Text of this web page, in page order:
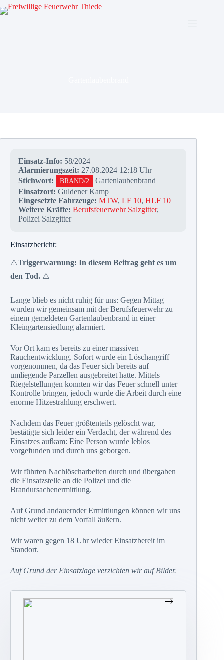
Zum
Inhalt
Einsatz-Info: 58/2024
Alarmierungszeit: 27.08.2024 12:18 Uhr
Stichwort:
BRAND/2
Gartenlaubenbrand
Einsatzort: Guldener Kamp
Eingesetzte Fahrzeuge: MTW, LF 10, HLF 10
Weitere Kräfte: Berufsfeuerwehr Salzgitter,
Polizei Salzgitter
Einsatzbericht:
⚠️Triggerwarnung: In diesem Beitrag geht es um
den Tod. ⚠️
Lange blieb es nicht ruhig für uns: Gegen Mittag
wurden wir gemeinsam mit der Berufsfeuerwehr zu
einem gemeldeten Gartenlaubenbrand in einer
Kleingartensiedlung alarmiert.
Vor Ort kam es bereits zu einer massiven
Rauchentwicklung. Sofort wurde ein Löschangriff
vorgenommen, da das Feuer sich bereits auf
umliegende Parzellen ausgebreitet hatte. Mittels
Riegelstellungen konnten wir das Feuer schnell unter
Kontrolle bringen, jedoch wurde die Arbeit durch eine
enorme Hitzestrahlung erschwert.
Nachdem das Feuer größtenteils gelöscht war,
bestätigte sich leider ein Verdacht, der während des
Einsatzes aufkam: Eine Person wurde leblos
vorgefunden und durch uns geborgen.
Wir führten Nachlöscharbeiten durch und übergaben
die Einsatzstelle an die Polizei und die
Brandursachenermittlung.
Auf Grund andauernder Ermittlungen können wir uns
nicht weiter zu dem Vorfall äußern.
Wir waren gegen 18 Uhr wieder Einsatzbereit im
Standort.
Auf Grund der Einsatzlage verzichten wir auf Bilder.